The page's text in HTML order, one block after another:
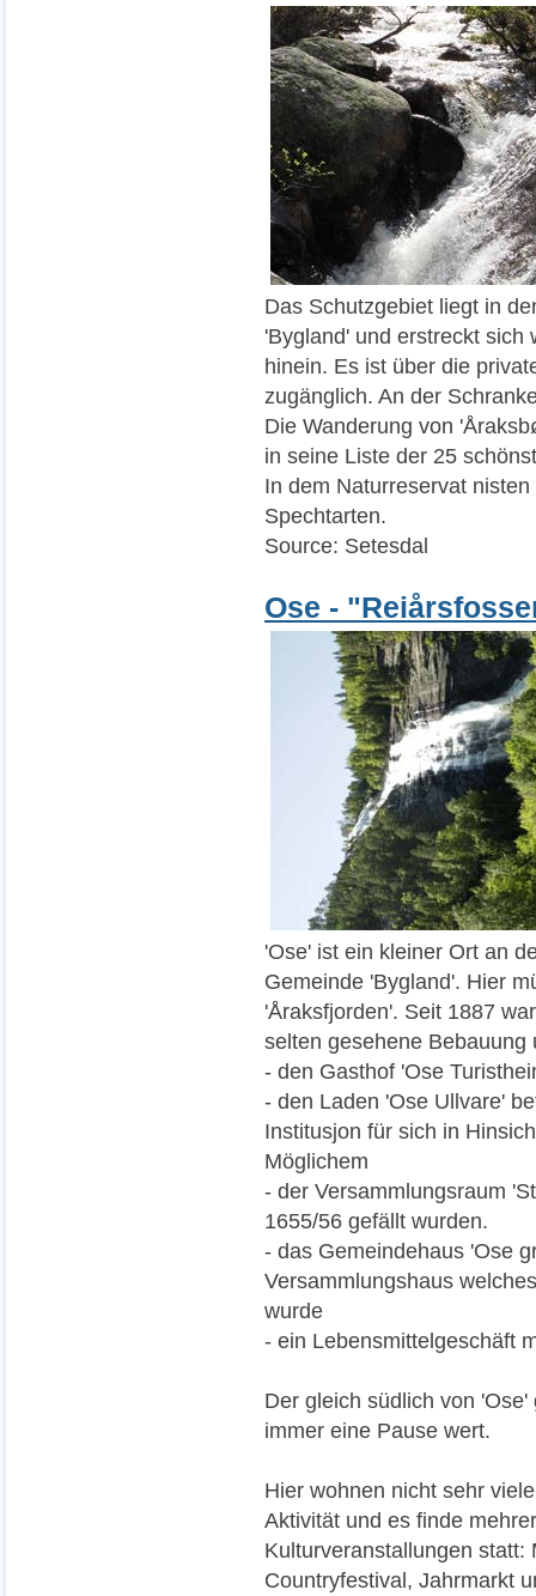
Das Schutzgebiet liegt in
'Bygland' und erstreckt sich
hinein. Es ist über die
zugänglich. An der
Die Wanderung von
in seine Liste der 25
In dem Naturreservat
Spechtarten.
Source: Setesdal
Ose -
'Ose' ist ein kleiner Ort an
Gemeinde 'Bygland'. Hier
'Åraksfjorden'. Seit 1887
selten gesehene
- den Gasthof 'Ose
- den Laden 'Ose Ullvare'
Institusjon für sich in
Möglichem
- der Versammlungsraum
1655/56 gefällt wurden.
- das Gemeindehaus 'Ose
Versammlungshaus
wurde
- ein Lebensmittelgeschäft
Der gleich südlich von
immer eine Pause wert.
Hier wohnen nicht sehr
Aktivität und es finde
Kulturveranstallungen
Countryfestival, Jahrmarkt